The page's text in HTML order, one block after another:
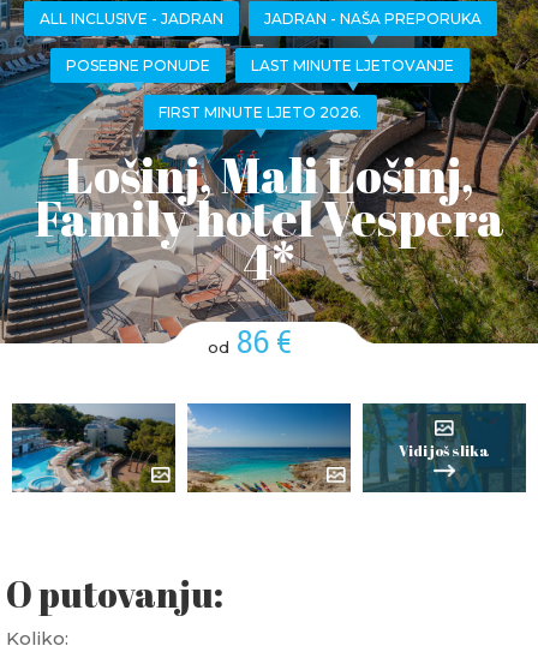
ALL INCLUSIVE - JADRAN JADRAN - NAŠA PREPORUKA
POSEBNE PONUDE LAST MINUTE LJETOVANJE
FIRST MINUTE LJETO 2026.
Lošinj, Mali Lošinj,
Family hotel Vespera
4*
od 86 €
Vidi još slika
O putovanju:
Koliko: